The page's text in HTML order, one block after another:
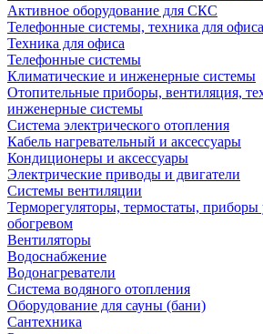
Активное оборудование для СКС
Телефонные системы, техника для офиса
Техника для офиса
Телефонные системы
Климатические и инженерные системы
Отопительные приборы, вентиляция,
инженерные системы
Система электрического отопления
Кабель нагревательный и аксессуары
Кондиционеры и аксессуары
Электрические приводы и двигатели
Системы вентиляции
Терморегуляторы, термостаты, приборы
обогревом
Вентиляторы
Водоснабжение
Водонагреватели
Система водяного отопления
Оборудование для сауны (бани)
Сантехника